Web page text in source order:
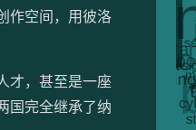
作空间，用彼洛
才，甚至是一座
国完全继承了纳